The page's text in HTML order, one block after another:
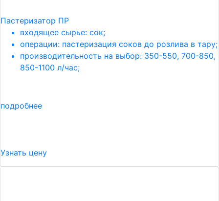
Пастеризатор ПР
входящее сырье: сок;
операции: пастеризация соков до розлива в тару;
производительность на выбор: 350-550, 700-850,
850-1100 л/час;
подробнее
Узнать цену